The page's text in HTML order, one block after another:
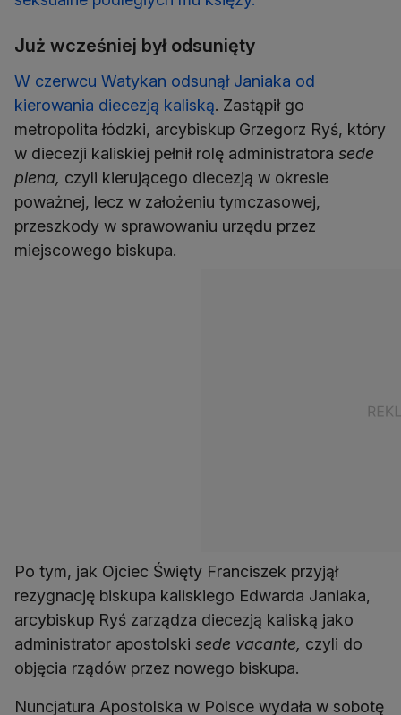
Już wcześniej był odsunięty
W czerwcu Watykan odsunął Janiaka od
kierowania diecezją kaliską. Zastąpił go
metropolita łódzki, arcybiskup Grzegorz Ryś, który
w diecezji kaliskiej pełnił rolę administratora sede
plena, czyli kierującego diecezją w okresie
poważnej, lecz w założeniu tymczasowej,
przeszkody w sprawowaniu urzędu przez
miejscowego biskupa.
Po tym, jak Ojciec Święty Franciszek przyjął
rezygnację biskupa kaliskiego Edwarda Janiaka,
arcybiskup Ryś zarządza diecezją kaliską jako
administrator apostolski sede vacante, czyli do
objęcia rządów przez nowego biskupa.
Nuncjatura Apostolska w Polsce wydała w sobotę